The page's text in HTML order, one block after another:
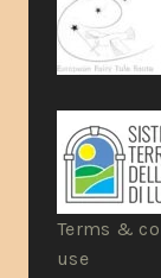
Terms &
use